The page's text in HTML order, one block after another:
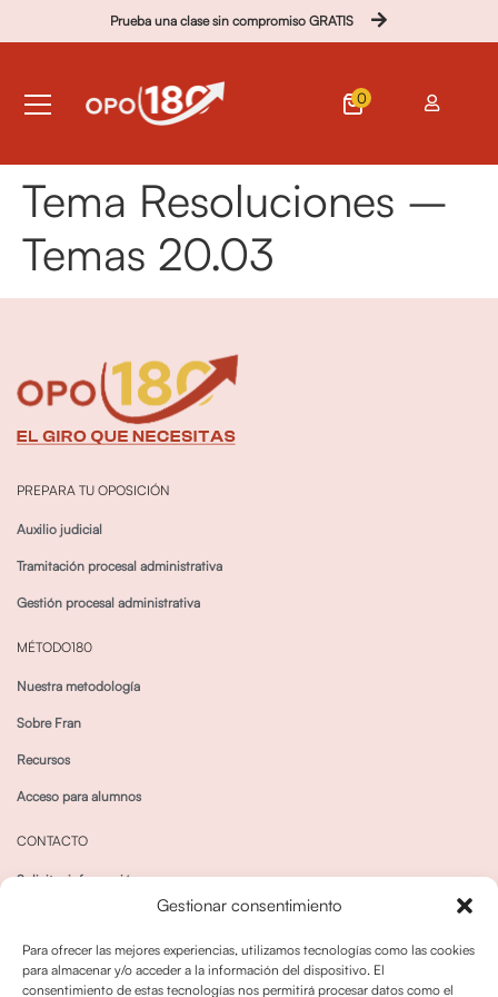
Gestionar consentimiento
Para ofrecer las mejores experiencias, utilizamos tecnologías como las cookies
para almacenar y/o acceder a la información del dispositivo. El
consentimiento de estas tecnologías nos permitirá procesar datos como el
Prueba una clase sin compromiso GRATIS
0
Tema Resoluciones –
Temas 20.03
PREPARA TU OPOSICIÓN
Auxilio judicial
Tramitación procesal administrativa
Gestión procesal administrativa
MÉTODO180
Nuestra metodología
Sobre Fran
Recursos
Acceso para alumnos
CONTACTO
Solicitar información